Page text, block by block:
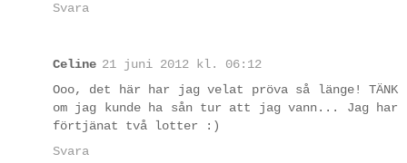
Svara
Celine 21 juni 2012 kl. 06:12
Ooo, det här har jag velat pröva så länge! TÄNK
om jag kunde ha sån tur att jag vann... Jag har
förtjänat två lotter :)
Svara